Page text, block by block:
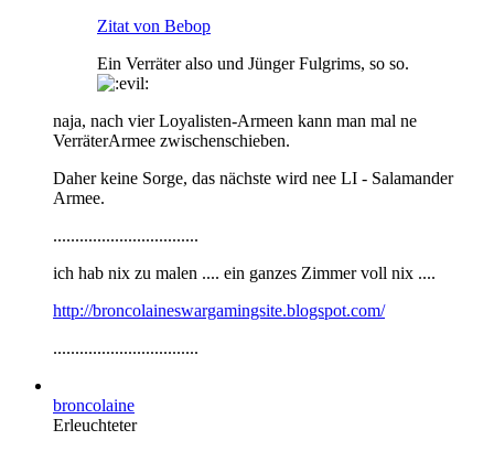
Zitat von Bebop
Ein Verräter also und Jünger Fulgrims, so so.
naja, nach vier Loyalisten-Armeen kann man mal ne
VerräterArmee zwischenschieben.
Daher keine Sorge, das nächste wird nee LI - Salamander
Armee.
.................................
ich hab nix zu malen .... ein ganzes Zimmer voll nix ....
http://broncolaineswargamingsite.blogspot.com/
.................................
broncolaine
Erleuchteter